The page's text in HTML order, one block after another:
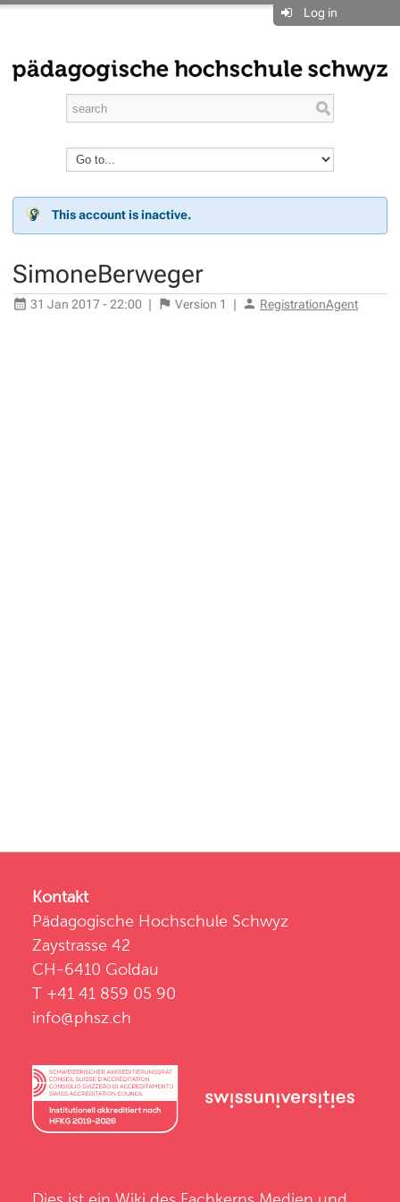
Log in
This account is inactive.
SimoneBerweger
31 Jan 2017 - 22:00 | Version 1 | RegistrationAgent
Kontakt
Pädagogische Hochschule Schwyz
Zaystrasse 42
CH-6410 Goldau
T +41 41 859 05 90
info@phsz.ch